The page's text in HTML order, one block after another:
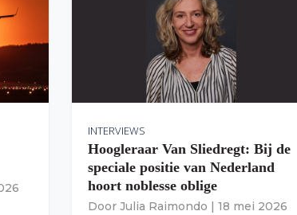
INTERVIEWS
Hoogleraar Van Sliedregt: Bij de
speciale positie van Nederland
hoort noblesse oblige
Door Julia Raimondo | 18 mei 2026